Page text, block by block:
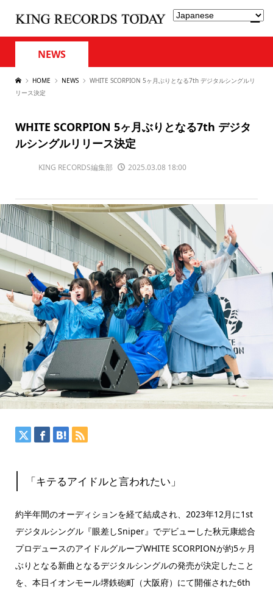
NEWS
HOME NEWS
WHITE SCORPION 5ヶ月ぶりとなる7th デジタルシングルリ
リース決定
WHITE SCORPION 5ヶ月ぶりとなる7th デジタ
ルシングルリリース決定
KING RECORDS編集部 2025.03.08 18:00
「キテるアイドルと言われたい」
約半年間のオーディションを経て結成され、2023年12月に1st
デジタルシングル『眼差しSniper』でデビューした秋元康総合
プロデュースのアイドルグループWHITE SCORPIONが約5ヶ月
ぶりとなる新曲となるデジタルシングルの発売が決定したこと
を、本日イオンモール堺鉄砲町（大阪府）にて開催された6th